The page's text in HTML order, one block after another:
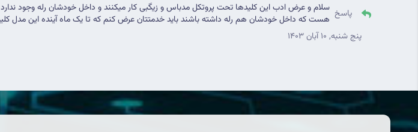
پاسخ سلام و عرض ادب این کلیدها تحت پروتکل مدباس و زیگبی کار میکنند و داخل خودشان رله وجود
هست که داخل خودشان هم رله داشته باشند باید خدمتتان عرض کنم که تا یک ماه آینده این مدل
پنج شنبه, 10 آبان 1403